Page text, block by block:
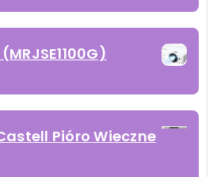
Pióro Wieczne